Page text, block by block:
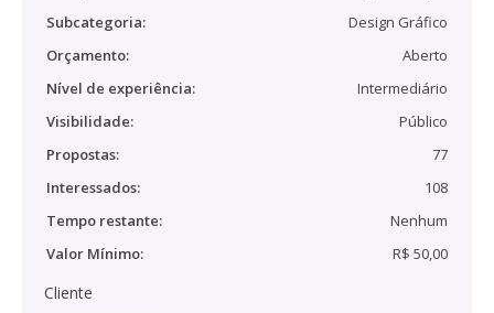
Subcategoria:
Design Gráfico
Orçamento:
Aberto
Nível de experiência:
Intermediário
Visibilidade:
Público
Propostas:
77
Interessados:
108
Tempo restante:
Nenhum
Valor Mínimo:
R$ 50,00
Cliente